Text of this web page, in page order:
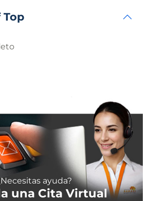
Top
ayuda?
una Cita Virtual